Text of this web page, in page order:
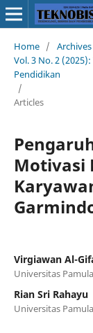
Home / Archives
Vol. 3 No. 2
Pendidikan
/
Articles
Motivasi
Virgiawan Al-
Universitas
Rian Sri Rahayu
Universitas